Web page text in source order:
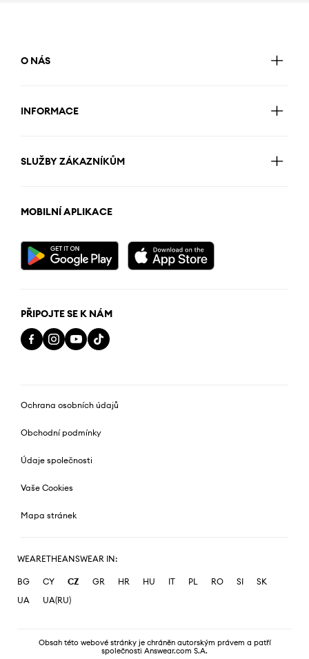
O NÁS
INFORMACE
SLUŽBY ZÁKAZNÍKŮM
MOBILNÍ APLIKACE
PŘIPOJTE SE K NÁM
Ochrana osobních údajů
Obchodní podmínky
Údaje společnosti
Vaše Cookies
Mapa stránek
WEARETHEANSWEAR IN:
BG CY CZ GR HR HU IT PL RO SI
SK
UA
UA(RU)
Obsah této webové stránky je chráněn autorským právem a patří
společnosti Answear.com S.A.